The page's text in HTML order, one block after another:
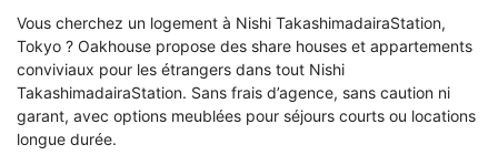
Vous cherchez un logement à Nishi TakashimadairaStation,
Tokyo ? Oakhouse propose des share houses et appartements
conviviaux pour les étrangers dans tout Nishi
TakashimadairaStation. Sans frais d’agence, sans caution ni
garant, avec options meublées pour séjours courts ou locations
longue durée.